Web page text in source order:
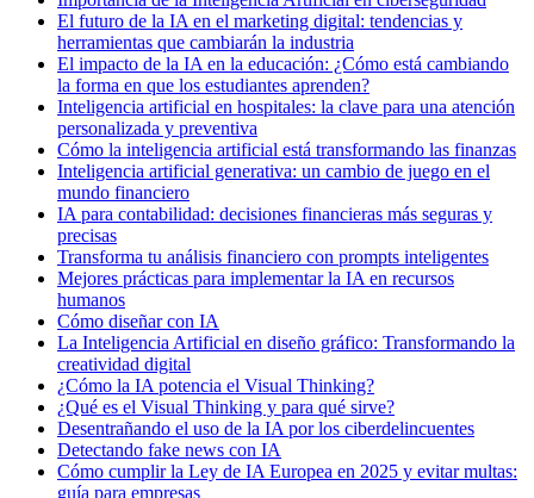
El futuro de la IA en el marketing digital: tendencias y
herramientas que cambiarán la industria
El impacto de la IA en la educación: ¿Cómo está cambiando
la forma en que los estudiantes aprenden?
Inteligencia artificial en hospitales: la clave para una atención
personalizada y preventiva
Cómo la inteligencia artificial está transformando las finanzas
Inteligencia artificial generativa: un cambio de juego en el
mundo financiero
IA para contabilidad: decisiones financieras más seguras y
precisas
Transforma tu análisis financiero con prompts inteligentes
Mejores prácticas para implementar la IA en recursos
humanos
Cómo diseñar con IA
La Inteligencia Artificial en diseño gráfico: Transformando la
creatividad digital
¿Cómo la IA potencia el Visual Thinking?
¿Qué es el Visual Thinking y para qué sirve?
Desentrañando el uso de la IA por los ciberdelincuentes
Detectando fake news con IA
Cómo cumplir la Ley de IA Europea en 2025 y evitar multas:
guía para empresas